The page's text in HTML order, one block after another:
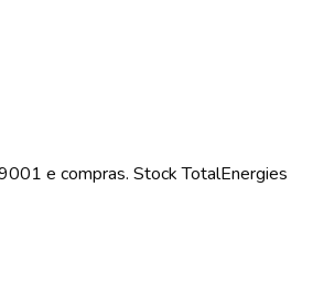
e compras. Stock TotalEnergies